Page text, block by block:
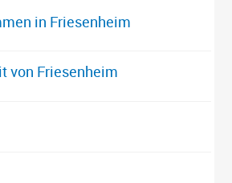
in Friesenheim
von Friesenheim